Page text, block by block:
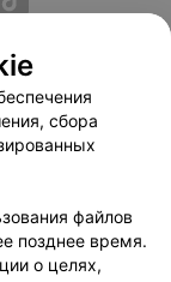
оплаты
сервиса
сбора
файлов
позднее время.
о целях,